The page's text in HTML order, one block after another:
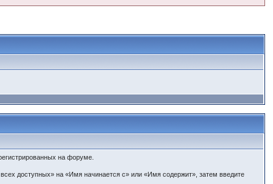
на форуме.
доступных» на «Имя начинается с» или «Имя содержит», затем введите